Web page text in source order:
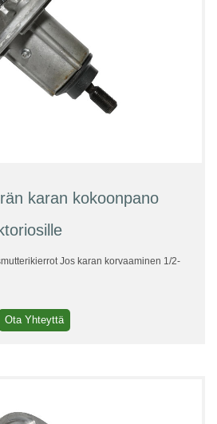
karan kokoonpano
Jos karan korvaaminen 1/2-
Ota Yhteyttä